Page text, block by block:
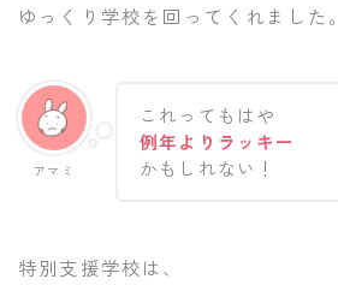
ゆっくり学校を回ってくれました。
アマミ
これってもはや
例年よりラッキー
かもしれない！
特別支援学校は、